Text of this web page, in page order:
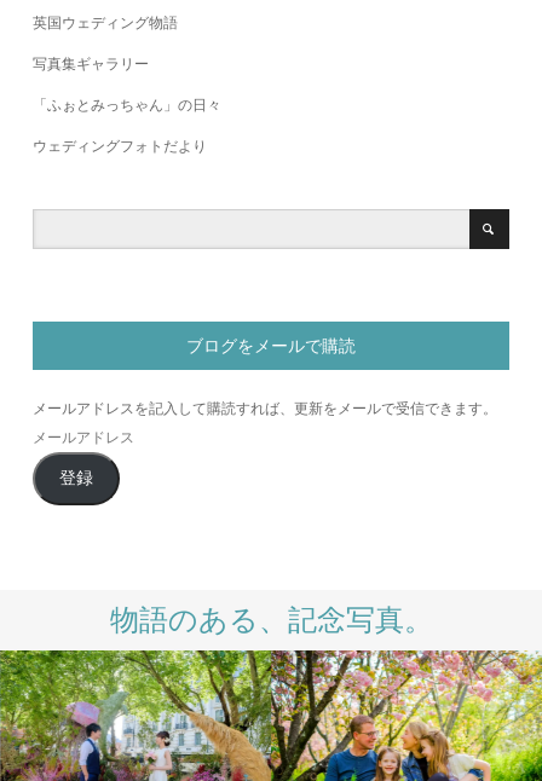
英国ウェディング物語
写真集ギャラリー
「ふぉとみっちゃん」の日々
ウェディングフォトだより
ブログをメールで購読
メールアドレスを記入して購読すれば、更新をメールで受信できます。
メ
ー
ル
登録
物語のある、記念写真。